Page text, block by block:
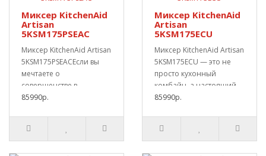
Миксер KitchenAid
Artisan
5KSM175PSEAC
Миксер KitchenAid Artisan
5KSM175PSEACЕсли вы
мечтаете о
совершенстве в
кулинарии и стремитесь
85990р.
Миксер KitchenAid
Artisan
5KSM175ECU
Миксер KitchenAid Artisan
5KSM175ECU — это не
просто кухонный
комбайн, а настоящий
помощник для каж..
85990р.